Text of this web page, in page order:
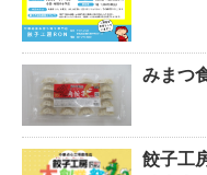
みまつ
餃子工